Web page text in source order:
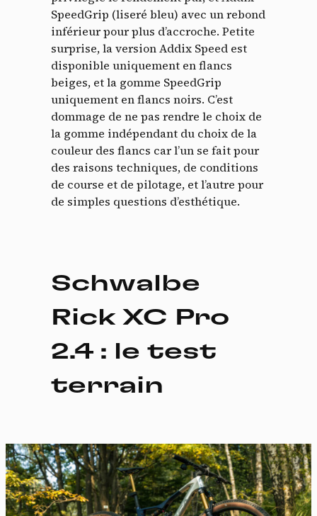
SpeedGrip (liseré bleu) avec un rebond
inférieur pour plus d’accroche. Petite
surprise, la version Addix Speed est
disponible uniquement en flancs
beiges, et la gomme SpeedGrip
uniquement en flancs noirs. C’est
dommage de ne pas rendre le choix de
la gomme indépendant du choix de la
couleur des flancs car l’un se fait pour
des raisons techniques, de conditions
de course et de pilotage, et l’autre pour
de simples questions d’esthétique.
Schwalbe
Rick XC Pro
2.4 : le test
terrain